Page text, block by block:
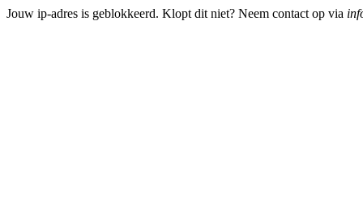
Jouw ip-adres is geblokkeerd. Klopt dit niet? Neem contact op via